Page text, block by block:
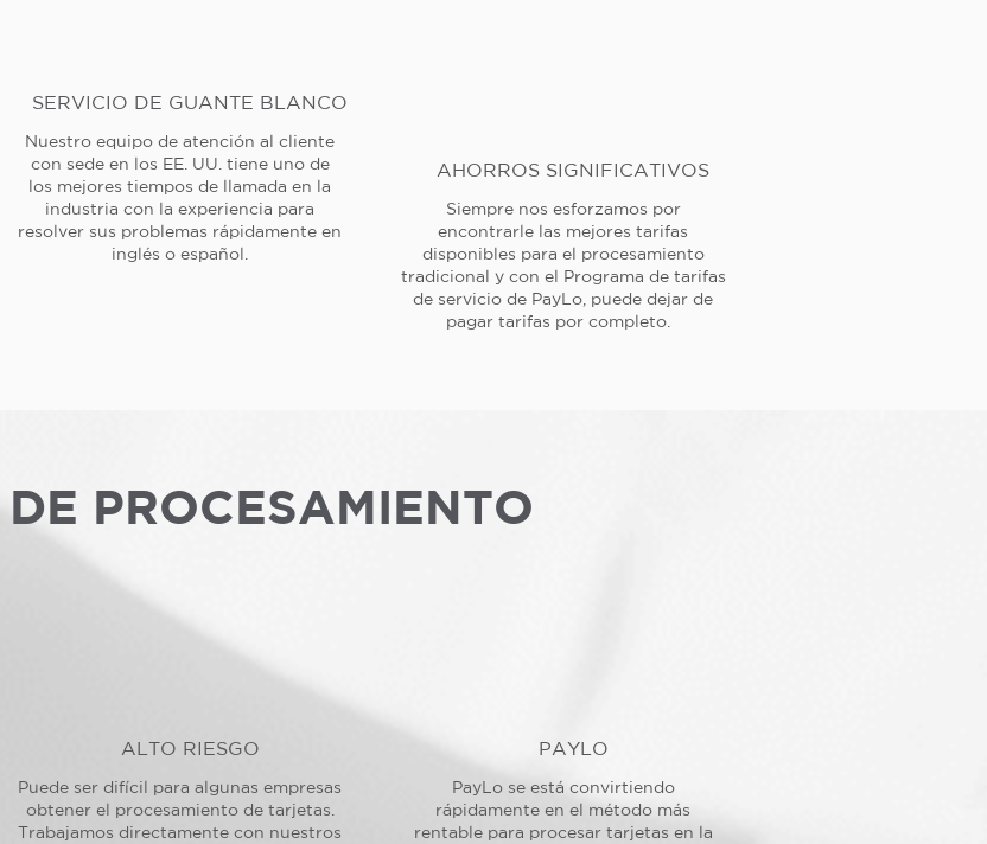
SERVICIO DE GUANTE BLANCO
Nuestro equipo de atención al cliente
con sede en los EE. UU. tiene uno de
los mejores tiempos de llamada en la
industria con la experiencia para
resolver sus problemas rápidamente en
inglés o español.
AHORROS SIGNIFICATIVOS
Siempre nos esforzamos por
encontrarle las mejores tarifas
disponibles para el procesamiento
tradicional y con el Programa de tarifas
de servicio de PayLo, puede dejar de
pagar tarifas por completo.
PROCESAMIENTO
ALTO RIESGO
Puede ser difícil para algunas empresas
obtener el procesamiento de tarjetas.
Trabajamos directamente con nuestros
PAYLO
PayLo se está convirtiendo
rápidamente en el método más
rentable para procesar tarjetas en la